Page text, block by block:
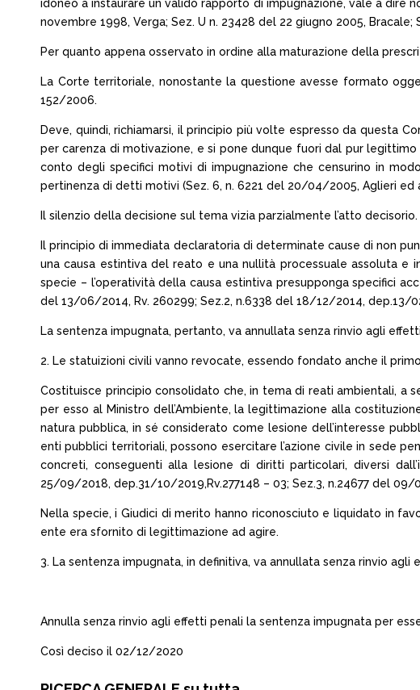
idoneo a instaurare un valido rapporto di impugnazione, vale a dire
novembre 1998, Verga; Sez. U n. 23428 del 22 giugno 2005, Bracale;
Per quanto appena osservato in ordine alla maturazione della
La Corte territoriale, nonostante la questione avesse formato
152/2006.
Deve, quindi, richiamarsi, il principio più volte espresso da questa
per carenza di motivazione, e si pone dunque fuori dal pur
conto degli specifici motivi di impugnazione che censurino in
pertinenza di detti motivi (Sez. 6, n. 6221 del 20/04/2005, Aglieri ed
Il silenzio della decisione sul tema vizia parzialmente l’atto decisorio.
Il principio di immediata declaratoria di determinate cause di non
una causa estintiva del reato e una nullità processuale assoluta e
specie – l’operatività della causa estintiva presupponga specifici
del 13/06/2014, Rv. 260299; Sez.2, n.6338 del 18/12/2014, dep.13/
La sentenza impugnata, pertanto, va annullata senza rinvio agli
2. Le statuizioni civili vanno revocate, essendo fondato anche il
Costituisce principio consolidato che, in tema di reati ambientali, a
per esso al Ministro dell’Ambiente, la legittimazione alla
natura pubblica, in sé considerato come lesione dell’interesse
enti pubblici territoriali, possono esercitare l’azione civile in sede
concreti, conseguenti alla lesione di diritti particolari, diversi
25/09/2018, dep.31/10/2019,Rv.277148 – 03; Sez.3, n.24677 del
Nella specie, i Giudici di merito hanno riconosciuto e liquidato in
ente era sfornito di legittimazione ad agire.
3. La sentenza impugnata, in definitiva, va annullata senza rinvio
Annulla senza rinvio agli effetti penali la sentenza impugnata per
Così deciso il 02/12/2020